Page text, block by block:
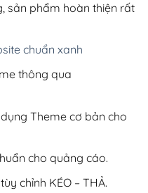
sản phẩm hoàn thiện rất
chuẩn xanh
thông qua
Theme cơ bản cho
cho quảng cáo.
chỉnh KÉO – THẢ.